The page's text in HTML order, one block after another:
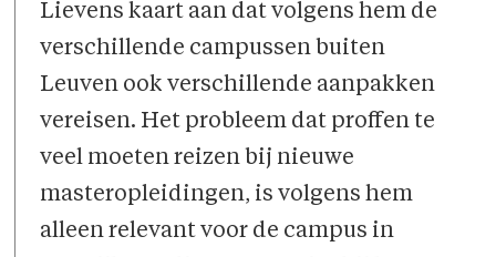
Lievens kaart aan dat volgens hem de
verschillende campussen buiten
Leuven ook verschillende aanpakken
vereisen. Het probleem dat proffen te
veel moeten reizen bij nieuwe
masteropleidingen, is volgens hem
alleen relevant voor de campus in